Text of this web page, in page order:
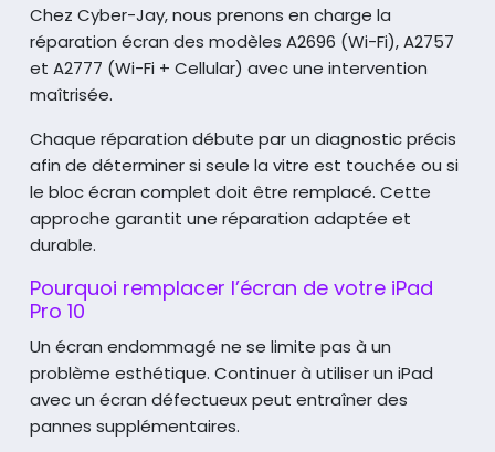
Chez Cyber-Jay, nous prenons en charge la
réparation écran des modèles A2696 (Wi-Fi), A2757
et A2777 (Wi-Fi + Cellular) avec une intervention
maîtrisée.
Chaque réparation débute par un diagnostic précis
afin de déterminer si seule la vitre est touchée ou si
le bloc écran complet doit être remplacé. Cette
approche garantit une réparation adaptée et
durable.
Pourquoi remplacer l’écran de votre iPad
Pro 10
Un écran endommagé ne se limite pas à un
problème esthétique. Continuer à utiliser un iPad
avec un écran défectueuxpeut entraîner des
pannes supplémentaires.